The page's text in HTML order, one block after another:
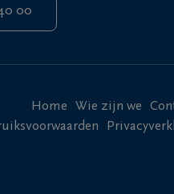
00
Home Wie zijn we